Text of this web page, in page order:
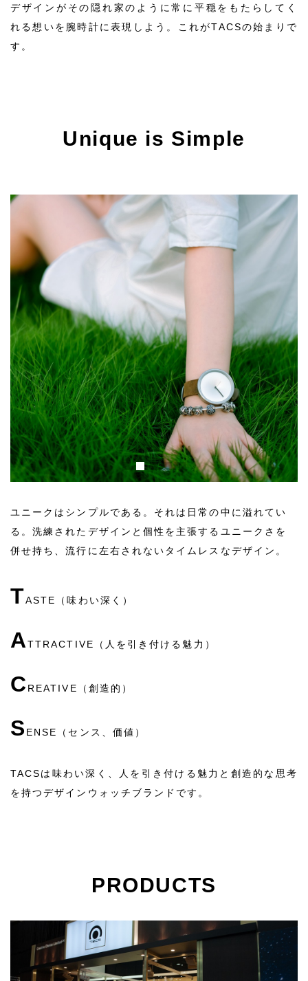
デザインがその隠れ家のように常に平穏をもたらしてく
れる想いを腕時計に表現しよう。これがTACSの始まりで
す。
Unique is Simple
ユニークはシンプルである。それは日常の中に溢れてい
る。洗練されたデザインと個性を主張するユニークさを
併せ持ち、流行に左右されないタイムレスなデザイン。
TASTE（味わい深く）
ATTRACTIVE（人を引き付ける魅力）
C REATIVE（創造的）
S ENSE（センス、価値）
TACSは味わい深く、人を引き付ける魅力と創造的な思考
を持つデザインウォッチブランドです。
PRODUCTS